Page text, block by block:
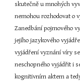
skutečně u mnohých
nemohou rozhodovat o
Zanedbání pojmového
jejího jazykového
vyjádření vyznání víry
neschopného vyjádřit i
kognitivním aktem a